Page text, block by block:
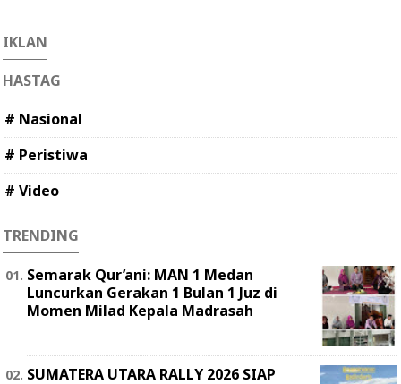
IKLAN
HASTAG
# Nasional
# Peristiwa
# Video
TRENDING
Semarak Qur’ani: MAN 1 Medan
Luncurkan Gerakan 1 Bulan 1 Juz di
Momen Milad Kepala Madrasah
SUMATERA UTARA RALLY 2026 SIAP